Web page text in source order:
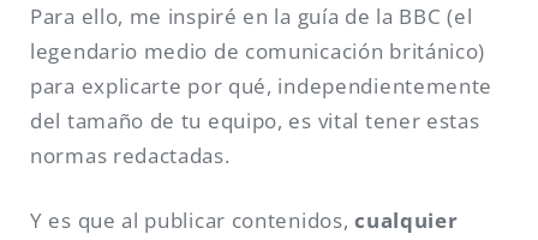
Para ello, me inspiré en la guía de la BBC (el
legendario medio de comunicación británico)
para explicarte por qué, independientemente
del tamaño de tu equipo, es vital tener estas
normas redactadas.
Y es que al publicar contenidos,cualquier